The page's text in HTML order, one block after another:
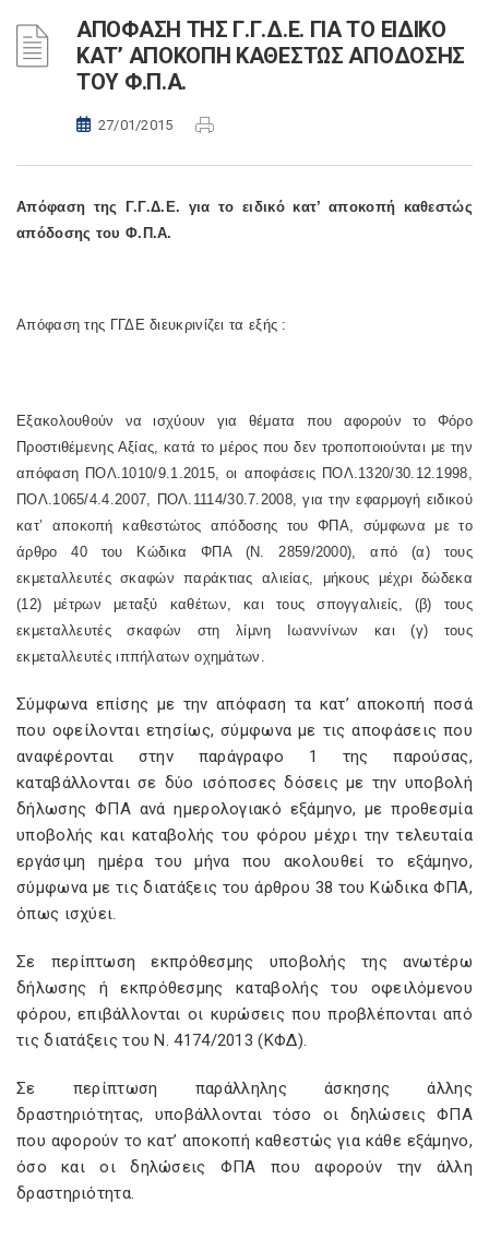
ΑΠΟΦΑΣΗ ΤΗΣ Γ.Γ.Δ.Ε. ΓΙΑ ΤΟ ΕΙΔΙΚΟ
ΚΑΤ’ ΑΠΟΚΟΠΗ ΚΑΘΕΣΤΩΣ ΑΠΟΔΟΣΗΣ
ΤΟΥ Φ.Π.Α.
27/01/2015
Απόφαση της Γ.Γ.Δ.Ε. για το ειδικό κατ’ αποκοπή καθεστώς
απόδοσης του Φ.Π.Α.
Απόφαση της ΓΓΔΕ διευκρινίζει τα εξής :
Εξακολουθούν να ισχύουν για θέματα που αφορούν το Φόρο
Προστιθέμενης Αξίας, κατά το μέρος που δεν τροποποιούνται με την
απόφαση ΠΟΛ.1010/9.1.2015, οι αποφάσεις ΠΟΛ.1320/30.12.1998,
ΠΟΛ.1065/4.4.2007, ΠΟΛ.1114/30.7.2008, για την εφαρμογή ειδικού
κατ’ αποκοπή καθεστώτος απόδοσης του ΦΠΑ, σύμφωνα με το
άρθρο 40 του Κώδικα ΦΠΑ (Ν. 2859/2000), από (α) τους
εκμεταλλευτές σκαφών παράκτιας αλιείας, μήκους μέχρι δώδεκα
(12) μέτρων μεταξύ καθέτων, και τους σπογγαλιείς, (β) τους
εκμεταλλευτές σκαφών στη λίμνη Ιωαννίνων και (γ) τους
εκμεταλλευτές ιππήλατων οχημάτων.
Σύμφωνα επίσης με την απόφαση τα κατ’ αποκοπή ποσά
που οφείλονται ετησίως, σύμφωνα με τις αποφάσεις που
αναφέρονται στην παράγραφο 1 της παρούσας,
καταβάλλονται σε δύο ισόποσες δόσεις με την υποβολή
δήλωσης ΦΠΑ ανά ημερολογιακό εξάμηνο, με προθεσμία
υποβολής και καταβολής του φόρου μέχρι την τελευταία
εργάσιμη ημέρα του μήνα που ακολουθεί το εξάμηνο,
σύμφωνα με τις διατάξεις του άρθρου 38 του Κώδικα ΦΠΑ,
όπως ισχύει.
Σε περίπτωση εκπρόθεσμης υποβολής της ανωτέρω
δήλωσης ή εκπρόθεσμης καταβολής του οφειλόμενου
φόρου, επιβάλλονται οι κυρώσεις που προβλέπονται από
τις διατάξεις του Ν. 4174/2013 (ΚΦΔ).
Σε περίπτωση παράλληλης άσκησης άλλης
δραστηριότητας, υποβάλλονται τόσο οι δηλώσεις ΦΠΑ
που αφορούν το κατ’ αποκοπή καθεστώς για κάθε εξάμηνο,
όσο και οι δηλώσεις ΦΠΑ που αφορούν την άλλη
δραστηριότητα.